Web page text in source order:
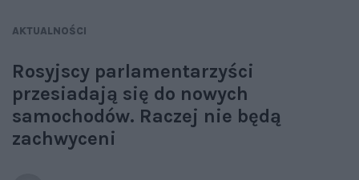
AKTUALNOŚCI
Rosyjscy parlamentarzyści
przesiadają się do nowych
samochodów. Raczej nie będą
zachwyceni